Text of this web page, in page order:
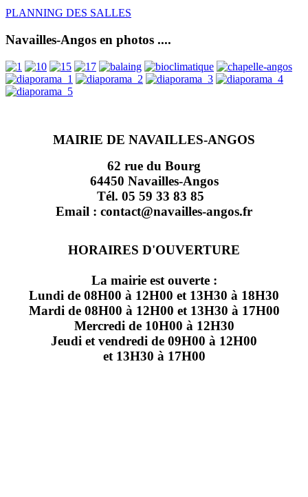
PLANNING DES SALLES
Navailles-Angos en photos ....
MAIRIE DE NAVAILLES-ANGOS
62 rue du Bourg
64450 Navailles-Angos
Tél. 05 59 33 83 85
Email : contact@navailles-angos.fr
HORAIRES D'OUVERTURE
La mairie est ouverte :
Lundi de 08H00 à 12H00 et 13H30 à 18H30
Mardi de 08H00 à 12H00 et 13H30 à 17H00
Mercredi de 10H00 à 12H30
Jeudi et vendredi de 09H00 à 12H00
et 13H30 à 17H00